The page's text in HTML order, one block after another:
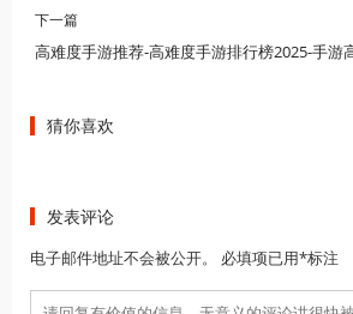
下一篇
猜你喜欢
发表评论
电子邮件地址不会被公开。 必填项已用*标注